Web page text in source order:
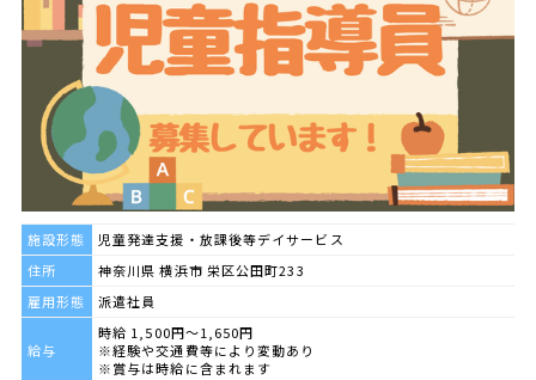
施設形態
児童発達支援・放課後等デイサービス
住所
神奈川県 横浜市 栄区公田町233
雇用形態
派遣社員
給与
時給 1,500円～1,650円
※経験や交通費等により変動あり
※賞与は時給に含まれます